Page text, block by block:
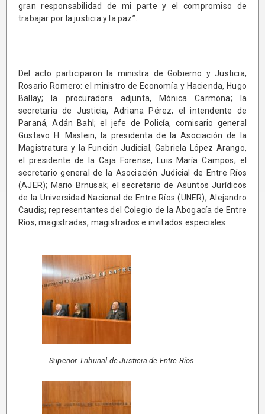
gran responsabilidad de mi parte y el compromiso de
trabajar por la justicia y la paz”.
Del acto participaron la ministra de Gobierno y Justicia,
Rosario Romero: el ministro de Economía y Hacienda, Hugo
Ballay; la procuradora adjunta, Mónica Carmona; la
secretaria de Justicia, Adriana Pérez; el intendente de
Paraná, Adán Bahl; el jefe de Policía, comisario general
Gustavo H. Maslein, la presidenta de la Asociación de la
Magistratura y la Función Judicial, Gabriela López Arango,
el presidente de la Caja Forense, Luis María Campos; el
secretario general de la Asociación Judicial de Entre Ríos
(AJER); Mario Brnusak; el secretario de Asuntos Jurídicos
de la Universidad Nacional de Entre Ríos (UNER), Alejandro
Caudis; representantes del Colegio de la Abogacía de Entre
Ríos; magistradas, magistrados e invitados especiales.
Superior Tribunal de Justicia de Entre Ríos